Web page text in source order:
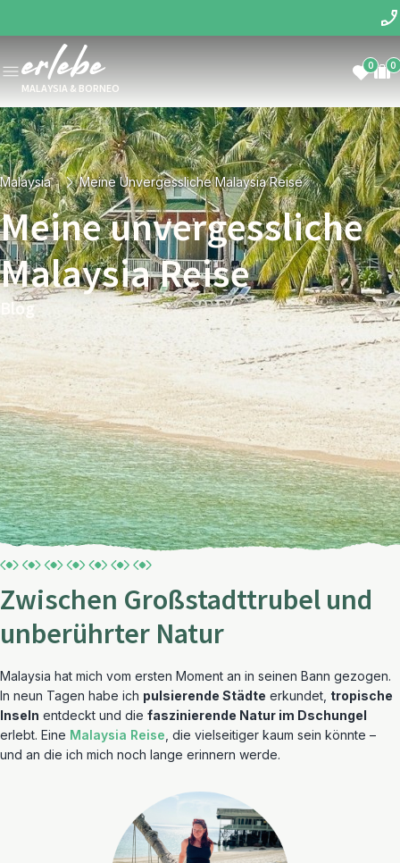
MALAYSIA & BORNEO
0 0
Malaysia Meine Unvergessliche Malaysia Reise
Meine unvergessliche
Malaysia Reise
Blog
Zwischen Großstadttrubel und
unberührter Natur
Malaysia hat mich vom ersten Moment an in seinen Bann gezogen.
In neun Tagen habe ich pulsierende Städte erkundet, tropische
Inseln entdeckt und die faszinierende Natur im Dschungel
erlebt. Eine Malaysia Reise , die vielseitiger kaum sein könnte –
und an die ich mich noch lange erinnern werde.